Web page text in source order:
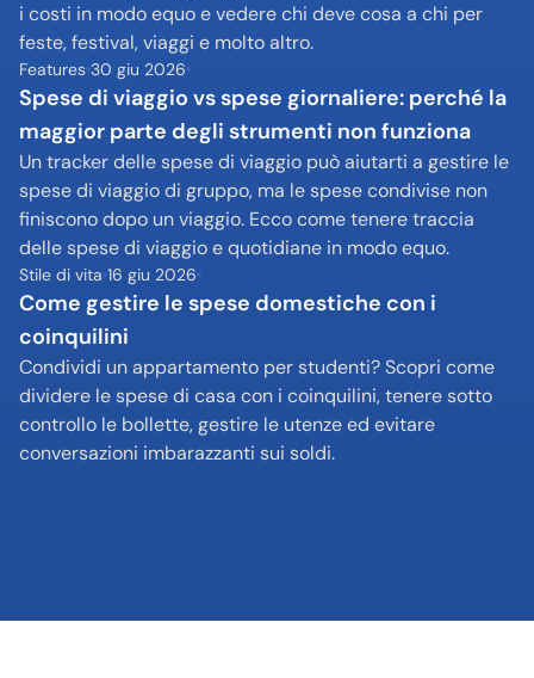
i costi in modo equo e vedere chi deve cosa a chi per
feste, festival, viaggi e molto altro.
Features 30 giu 2026
Spese di viaggio vs spese giornaliere: perché la
maggior parte degli strumenti non funziona
Un tracker delle spese di viaggio può aiutarti a gestire le
spese di viaggio di gruppo, ma le spese condivise non
finiscono dopo un viaggio. Ecco come tenere traccia
delle spese di viaggio e quotidiane in modo equo.
Stile di vita 16 giu 2026
Come gestire le spese domestiche con i
coinquilini
Condividi un appartamento per studenti? Scopri come
dividere le spese di casa con i coinquilini, tenere sotto
controllo le bollette, gestire le utenze ed evitare
conversazioni imbarazzanti sui soldi.